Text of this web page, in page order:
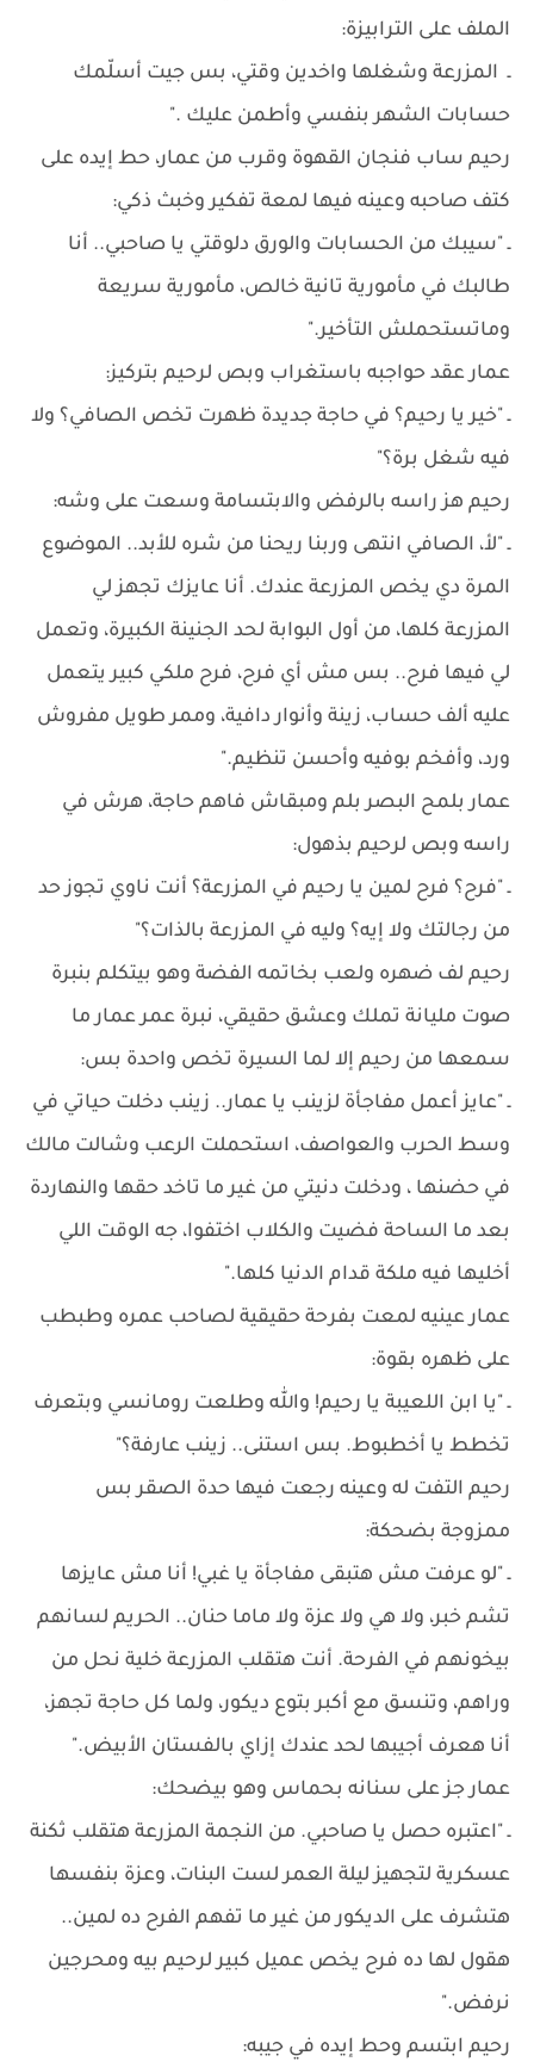
الملف على الترابيزة:
ـ المزرعة وشغلها واخدين وقتي، بس جيت أسلّمك
حسابات الشهر بنفسي وأطمن عليك ."
رحيم ساب فنجان القهوة وقرب من عمار، حط إيده على
كتف صاحبه وعينه فيها لمعة تفكير وخبث ذكي:
ـ "سيبك من الحسابات والورق دلوقتي يا صاحبي.. أنا
طالبك في مأمورية تانية خالص، مأمورية سريعة
وماتستحملش التأخير."
عمار عقد حواجبه باستغراب وبص لرحيم بتركيز:
ـ "خير يا رحيم؟ في حاجة جديدة ظهرت تخص الصافي؟ ولا
فيه شغل برة؟"
رحيم هز راسه بالرفض والابتسامة وسعت على وشه:
ـ "لأ، الصافي انتهى وربنا ريحنا من شره للأبد.. الموضوع
المرة دي يخص المزرعة عندك. أنا عايزك تجهز لي
المزرعة كلها، من أول البوابة لحد الجنينة الكبيرة، وتعمل
لي فيها فرح.. بس مش أي فرح، فرح ملكي كبير يتعمل
عليه ألف حساب، زينة وأنوار دافية، وممر طويل مفروش
ورد، وأفخم بوفيه وأحسن تنظيم."
عمار بلمح البصر بلم ومبقاش فاهم حاجة، هرش في
راسه وبص لرحيم بذهول:
ـ "فرح؟ فرح لمين يا رحيم في المزرعة؟ أنت ناوي تجوز حد
من رجالتك ولا إيه؟ وليه في المزرعة بالذات؟"
رحيم لف ضهره ولعب بخاتمه الفضة وهو بيتكلم بنبرة
صوت مليانة تملك وعشق حقيقي، نبرة عمر عمار ما
سمعها من رحيم إلا لما السيرة تخص واحدة بس:
ـ "عايز أعمل مفاجأة لزينب يا عمار.. زينب دخلت حياتي في
وسط الحرب والعواصف، استحملت الرعب وشالت مالك
في حضنها ، ودخلت دنيتي من غير ما تاخد حقها والنهاردة
بعد ما الساحة فضيت والكلاب اختفوا، جه الوقت اللي
أخليها فيه ملكة قدام الدنيا كلها."
عمار عينيه لمعت بفرحة حقيقية لصاحب عمره وطبطب
على ظهره بقوة:
ـ "يا ابن اللعيبة يا رحيم! والله وطلعت رومانسي وبتعرف
تخطط يا أخطبوط. بس استنى.. زينب عارفة؟"
رحيم التفت له وعينه رجعت فيها حدة الصقر بس
ممزوجة بضحكة:
ـ "لو عرفت مش هتبقى مفاجأة يا غبي! أنا مش عايزها
تشم خبر، ولا هي ولا عزة ولا ماما حنان.. الحريم لسانهم
بيخونهم في الفرحة. أنت هتقلب المزرعة خلية نحل من
وراهم، وتنسق مع أكبر بتوع ديكور، ولما كل حاجة تجهز،
أنا هعرف أجيبها لحد عندك إزاي بالفستان الأبيض."
عمار جز على سنانه بحماس وهو بيضحك:
ـ "اعتبره حصل يا صاحبي. من النجمة المزرعة هتقلب ثكنة
عسكرية لتجهيز ليلة العمر لست البنات، وعزة بنفسها
هتشرف على الديكور من غير ما تفهم الفرح ده لمين..
هقول لها ده فرح يخص عميل كبير لرحيم بيه ومحرجين
نرفض."
رحيم ابتسم وحط إيده في جيبه: